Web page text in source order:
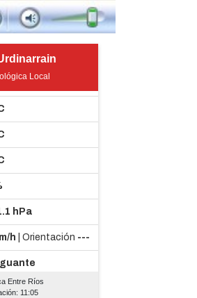
Local
Entre Ríos
11:05